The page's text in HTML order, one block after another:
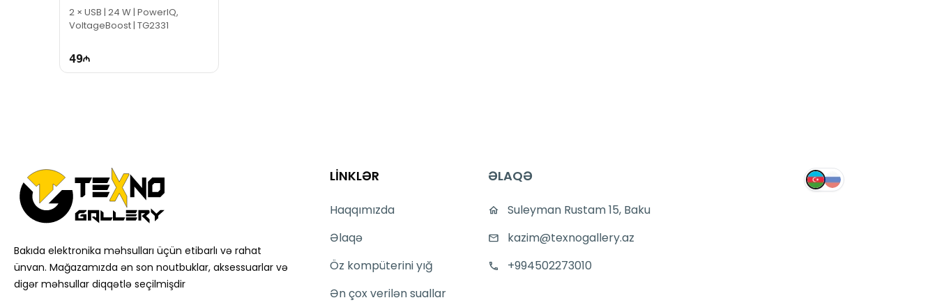
2 × USB | 24 W | PowerIQ,
VoltageBoost | TG2331
49
Bakıda elektronika məhsulları üçün etibarlı və rahat
ünvan. Mağazamızda ən son noutbuklar, aksessuarlar və
digər məhsullar diqqətlə seçilmişdir
LİNKLƏR
Haqqımızda
Əlaqə
Öz kompüterini yığ
Ən çox verilən suallar
ƏLAQƏ
Suleyman Rustam 15, Baku
kazim@texnogallery.az
+994502273010